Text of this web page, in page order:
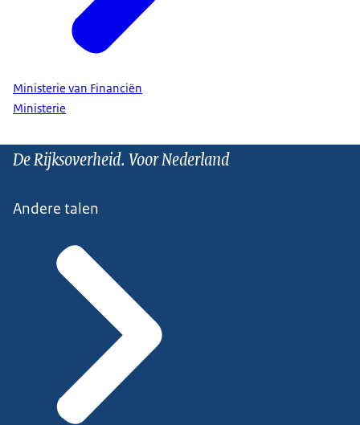
Ministerie van Financiën
Ministerie
De Rijksoverheid. Voor Nederland
Andere talen